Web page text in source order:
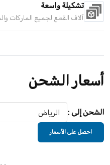
تشكيلة واسعة
آلاف القطع لجميع الماركات
أسعار الشحن
الشحن إلى : الرياض
احصل على الأسعار